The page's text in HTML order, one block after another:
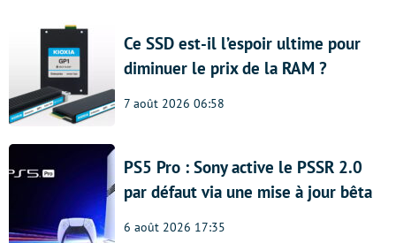
Ce SSD est-il l’espoir ultime pour
diminuer le prix de la RAM ?
7 août 2026 06:58
PS5 Pro : Sony active le PSSR 2.0
par défaut via une mise à jour bêta
6 août 2026 17:35